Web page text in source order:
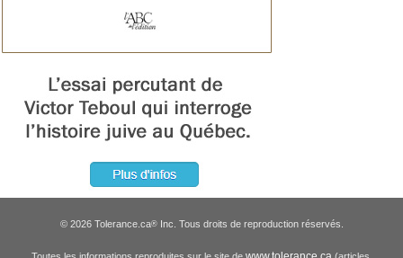
© 2026 Tolerance.ca®Inc. Tous droits de reproduction réservés.